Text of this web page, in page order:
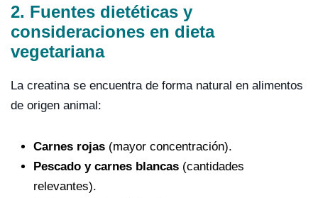
2. Fuentes dietéticas y
consideraciones en dieta
vegetariana
La creatina se encuentra de forma natural en alimentos
de origen animal:
Carnes rojas (mayor concentración).
Pescado y carnes blancas (cantidades
relevantes).